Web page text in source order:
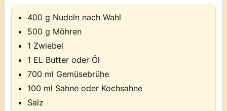
400 g Nudeln nach Wahl
500 g Möhren
1 Zwiebel
1 EL Butter oder Öl
700 ml Gemüsebrühe
100 ml Sahne oder Kochsahne
Salz